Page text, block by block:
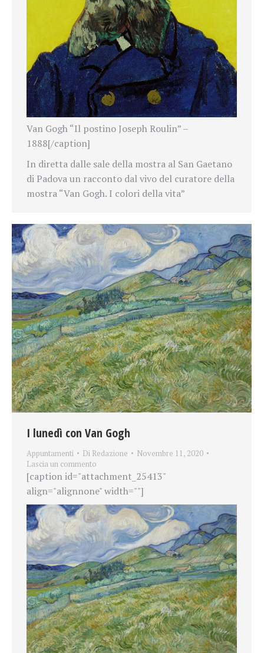
Van Gogh “Il postino Joseph Roulin” –
1888[/caption]
In diretta dalle sale della mostra al San Gaetano
di Padova un racconto dal vivo del curatore della
mostra “Van Gogh. I colori della vita”
I lunedì con Van Gogh
Appuntamenti Di Redazione
Novembre 11, 2020
Lascia un commento
[caption id="attachment_25413"
align="alignnone" width=""]